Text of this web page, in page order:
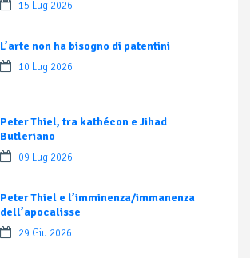
15 Lug 2026
L’arte non ha bisogno di patentini
10 Lug 2026
Peter Thiel, tra kathécon e Jihad
Butleriano
09 Lug 2026
Peter Thiel e l’imminenza/immanenza
dell’apocalisse
29 Giu 2026